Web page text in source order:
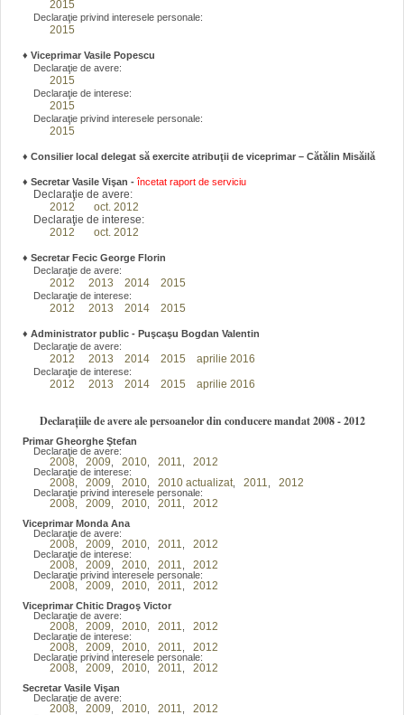
2015
Declaraţie privind interesele personale:
2015
♦ Viceprimar Vasile Popescu
Declaraţie de avere:
2015
Declaraţie de interese:
2015
Declaraţie privind interesele personale:
2015
♦ Consilier local delegat să exercite atribuţii de viceprimar – Cătălin Misăilă
♦ Secretar Vasile Vişan - încetat raport de serviciu
Declaraţie de avere:
2012
oct. 2012
Declaraţie de interese:
2012
oct. 2012
♦ Secretar Fecic George Florin
Declaraţie de avere:
2012 2013 2014 2015
Declaraţie de interese:
2012 2013 2014 2015
♦ Administrator public - Puşcaşu Bogdan Valentin
Declaraţie de avere:
2012 2013 2014 2015 aprilie 2016
Declaraţie de interese:
2012 2013 2014 2015 aprilie 2016
Declarațiile de avere ale persoanelor din conducere mandat 2008 - 2012
Primar Gheorghe Ştefan
Declaraţie de avere:
2008 2009 2010 2011 2012
Declaraţie de interese:
2008 2009 2010 2010 actualizat 2011 2012
Declaraţie privind interesele personale:
2008 2009 2010 2011 2012
Viceprimar Monda Ana
Declaraţie de avere:
2008 2009 2010 2011 2012
Declaraţie de interese:
2008 2009 2010 2011 2012
Declaraţie privind interesele personale:
2008 2009 2010 2011 2012
Viceprimar Chitic Dragoş Victor
Declaraţie de avere:
2008 2009 2010 2011 2012
Declaraţie de interese:
2008 2009 2010 2011 2012
Declaraţie privind interesele personale:
2008 2009 2010 2011 2012
Secretar Vasile Vişan
Declaraţie de avere:
2008 2009 2010 2011 2012